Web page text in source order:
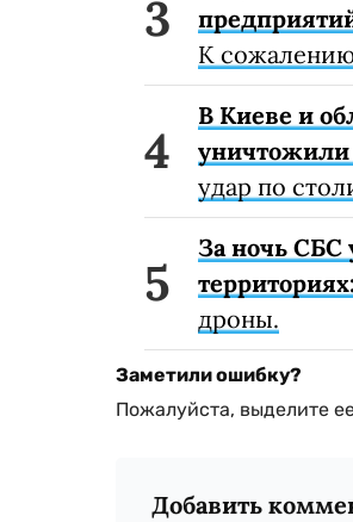
К
В Киеве и
уничтожили
удар по
За ночь СБС
дроны.
Заметили ошибку?
Пожалуйста, выделите
Добавить